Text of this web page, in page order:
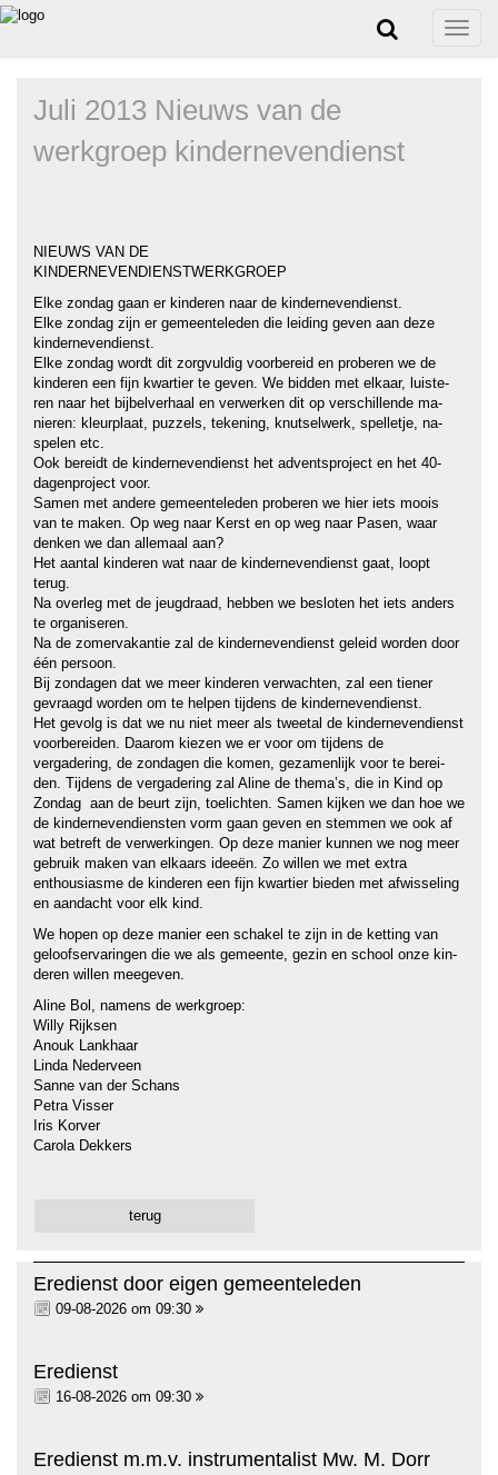
Toggle
Juli 2013 Nieuws van de
werkgroep kindernevendienst
NIEUWS VAN DE
KINDERNEVENDIENSTWERKGROEP
Elke zondag gaan er kinderen naar de kindernevendienst.
Elke zondag zijn er gemeenteleden die leiding geven aan deze
kindernevendienst.
Elke zondag wordt dit zorgvuldig voorbereid en proberen we de
kinderen een fijn kwartier te geven. We bidden met elkaar, luiste-
ren naar het bijbelverhaal en verwerken dit op verschillende ma-
nieren: kleurplaat, puzzels, tekening, knutselwerk, spelletje, na-
spelen etc.
Ook bereidt de kindernevendienst het adventsproject en het 40-
dagenproject voor.
Samen met andere gemeenteleden proberen we hier iets moois
van te maken. Op weg naar Kerst en op weg naar Pasen, waar
denken we dan allemaal aan?
Het aantal kinderen wat naar de kindernevendienst gaat, loopt
terug.
Na overleg met de jeugdraad, hebben we besloten het iets anders
te organiseren.
Na de zomervakantie zal de kindernevendienst geleid worden door
één persoon.
Bij zondagen dat we meer kinderen verwachten, zal een tiener
gevraagd worden om te helpen tijdens de kindernevendienst.
Het gevolg is dat we nu niet meer als tweetal de kindernevendienst
voorbereiden. Daarom kiezen we er voor om tijdens de
vergadering, de zondagen die komen, gezamenlijk voor te berei-
den. Tijdens de vergadering zal Aline de thema’s, die in Kind op
Zondag aan de beurt zijn, toelichten. Samen kijken we dan hoe we
de kindernevendiensten vorm gaan geven en stemmen we ook af
wat betreft de verwerkingen. Op deze manier kunnen we nog meer
gebruik maken van elkaars ideeën. Zo willen we met extra
enthousiasme de kinderen een fijn kwartier bieden met afwisseling
en aandacht voor elk kind.
We hopen op deze manier een schakel te zijn in de ketting van
geloofservaringen die we als gemeente, gezin en school onze kin-
deren willen meegeven.
Aline Bol, namens de werkgroep:
Willy Rijksen
Anouk Lankhaar
Linda Nederveen
Sanne van der Schans
Petra Visser
Iris Korver
Carola Dekkers
terug
Eredienst door eigen gemeenteleden
09-08-2026 om 09:30
Eredienst
16-08-2026 om 09:30
Eredienst m.m.v. instrumentalist Mw. M. Dorr